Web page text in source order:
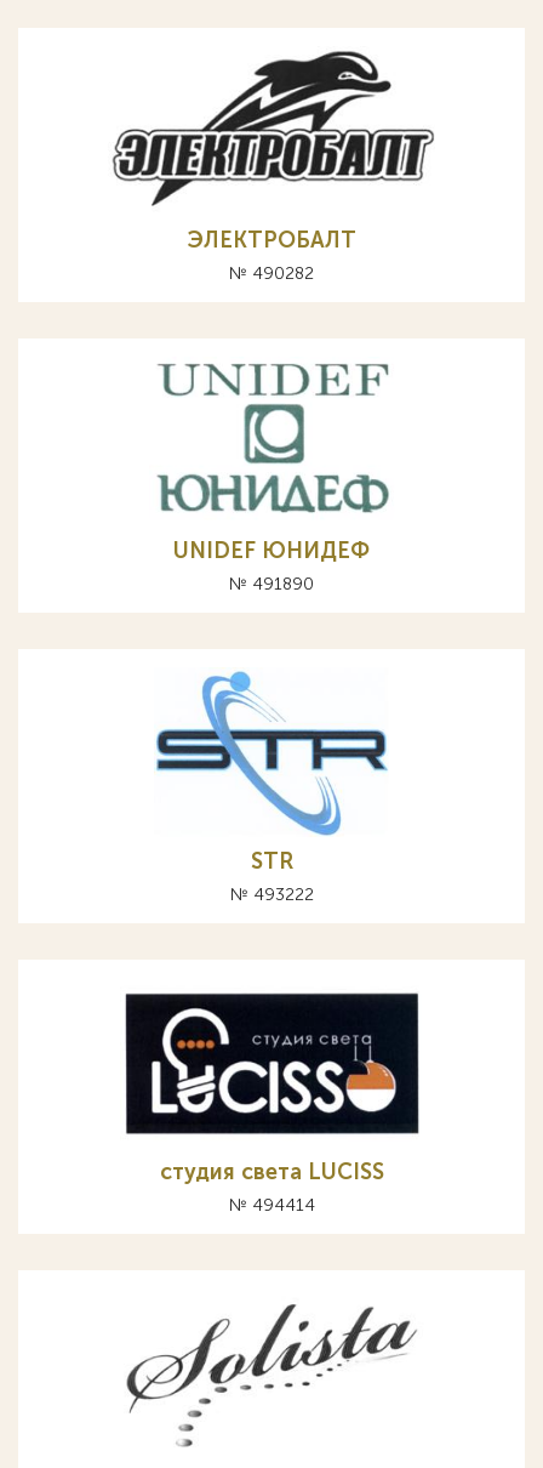
ЭЛЕКТРОБАЛТ
№ 490282
UNIDEF ЮНИДЕФ
№ 491890
STR
№ 493222
студия света LUCISS
№ 494414